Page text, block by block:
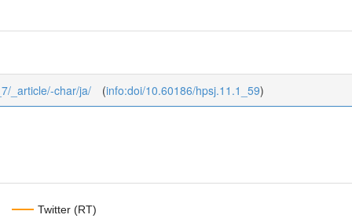
_article/-char/ja/ (info:doi/10.60186/hpsj.11.1_59)
Twitter (RT)